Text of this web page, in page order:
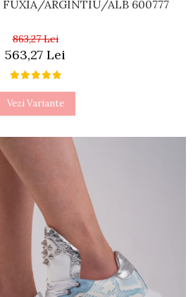
FUXIA/ARGINTIU/ALB 600777
863,27 Lei
563,27 Lei
Vezi Variante